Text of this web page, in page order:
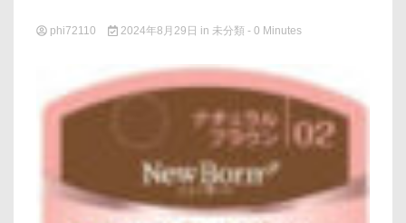
phi72110 2024年8月29日 in 未分類 - 0 Minutes